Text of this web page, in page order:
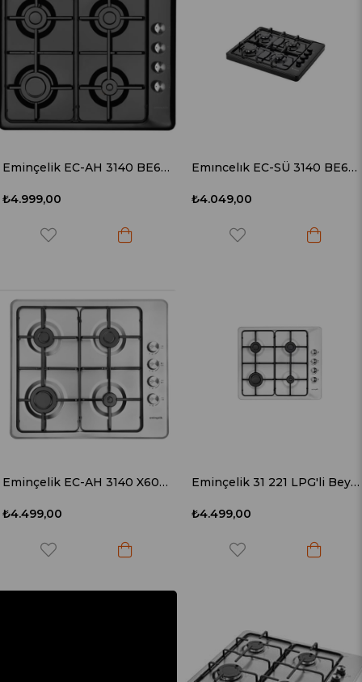
Eminçelik EC-AH 3140 BE60 (31 222) Ankastre LPG Siyah Emaye Ocak
₺4.999,00
Emıncelık EC-SÜ 3140 BE60 31 122 LPG Set Üstü Sıyah Emaye Ocak
₺4.049,00
Eminçelik EC-AH 3140 X60 (31 220) LPG Ankastre Paslanmaz Inox Ocak
₺4.499,00
Eminçelik 31 221 LPG'li Beyaz Ankastre Ocak
₺4.499,00